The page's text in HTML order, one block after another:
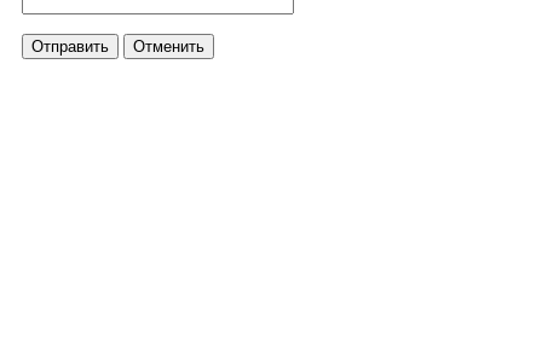
Отправить Отменить